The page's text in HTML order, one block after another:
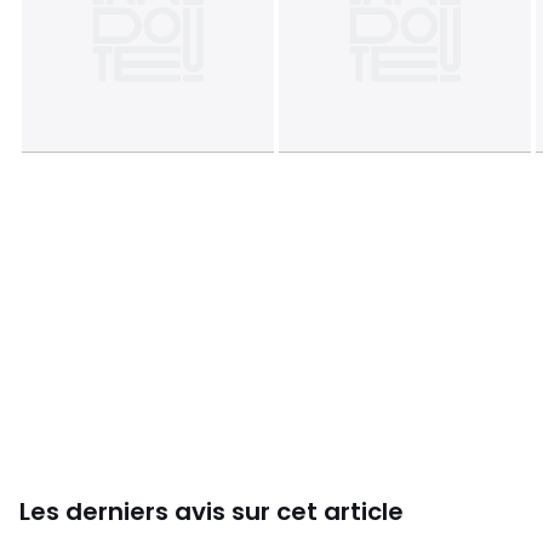
Les derniers avis sur cet article